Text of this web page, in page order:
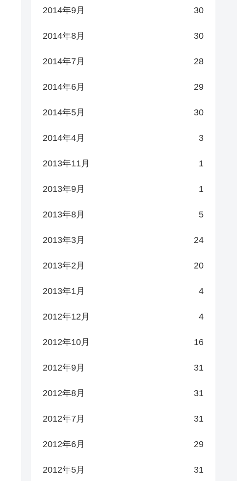
2014年9月 30
2014年8月 30
2014年7月 28
2014年6月 29
2014年5月 30
2014年4月 3
2013年11月 1
2013年9月 1
2013年8月 5
2013年3月 24
2013年2月 20
2013年1月 4
2012年12月 4
2012年10月 16
2012年9月 31
2012年8月 31
2012年7月 31
2012年6月 29
2012年5月 31